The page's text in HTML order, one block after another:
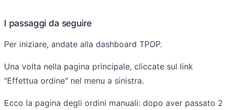
I passaggi da seguire
Per iniziare, andate alla dashboard TPOP.
Una volta nella pagina principale, cliccate sul link
"Effettua ordine" nel menu a sinistra.
Ecco la pagina degli ordini manuali: dopo aver passato 2